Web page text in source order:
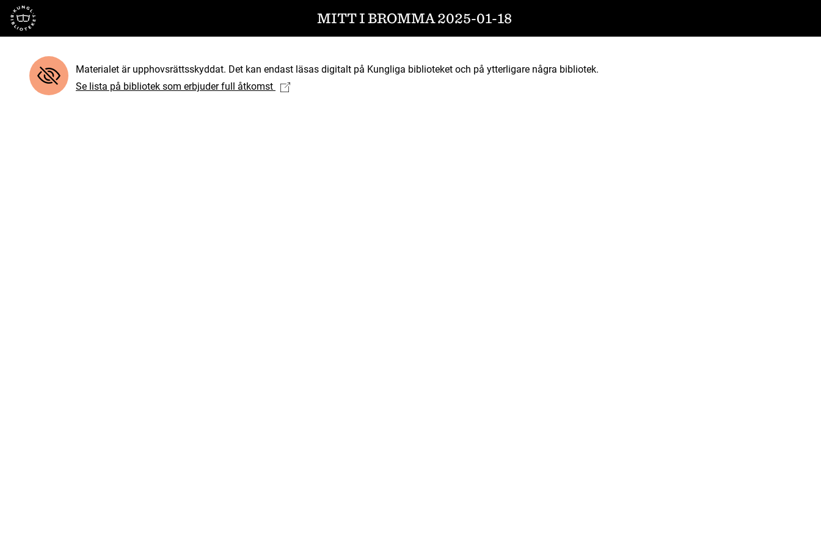
Till startsidan MITT I BROMMA 2025-01-18
Materialet är upphovsrättsskyddat. Det kan endast läsas digitalt på Kungliga biblioteket och på ytterligare några bibliotek.
Se lista på bibliotek som erbjuder full åtkomst